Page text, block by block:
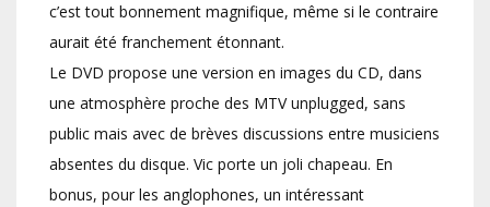
c’est tout bonnement magnifique, même si le contraire
aurait été franchement étonnant.
Le DVD propose une version en images du CD, dans
une atmosphère proche des MTV unplugged, sans
public mais avec de brèves discussions entre musiciens
absentes du disque. Vic porte un joli chapeau. En
bonus, pour les anglophones, un intéressant